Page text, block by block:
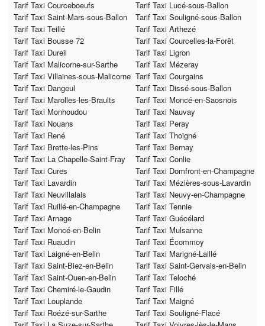
Tarif Taxi Courceboeufs
Tarif Taxi Lucé-sous-Ballon
Tarif Taxi Saint-Mars-sous-Ballon
Tarif Taxi Souligné-sous-Ballon
Tarif Taxi Teillé
Tarif Taxi Arthezé
Tarif Taxi Bousse 72
Tarif Taxi Courcelles-la-Forêt
Tarif Taxi Dureil
Tarif Taxi Ligron
Tarif Taxi Malicorne-sur-Sarthe
Tarif Taxi Mézeray
Tarif Taxi Villaines-sous-Malicorne Tarif Taxi Courgains
Tarif Taxi Dangeul
Tarif Taxi Dissé-sous-Ballon
Tarif Taxi Marolles-les-Braults
Tarif Taxi Moncé-en-Saosnois
Tarif Taxi Monhoudou
Tarif Taxi Nauvay
Tarif Taxi Nouans
Tarif Taxi Peray
Tarif Taxi René
Tarif Taxi Thoigné
Tarif Taxi Brette-les-Pins
Tarif Taxi Bernay
Tarif Taxi La Chapelle-Saint-Fray
Tarif Taxi Conlie
Tarif Taxi Cures
Tarif Taxi Domfront-en-Champagne
Tarif Taxi Lavardin
Tarif Taxi Mézières-sous-Lavardin
Tarif Taxi Neuvillalais
Tarif Taxi Neuvy-en-Champagne
Tarif Taxi Ruillé-en-Champagne
Tarif Taxi Tennie
Tarif Taxi Arnage
Tarif Taxi Guécélard
Tarif Taxi Moncé-en-Belin
Tarif Taxi Mulsanne
Tarif Taxi Ruaudin
Tarif Taxi Écommoy
Tarif Taxi Laigné-en-Belin
Tarif Taxi Marigné-Laillé
Tarif Taxi Saint-Biez-en-Belin
Tarif Taxi Saint-Gervais-en-Belin
Tarif Taxi Saint-Ouen-en-Belin
Tarif Taxi Teloché
Tarif Taxi Chemiré-le-Gaudin
Tarif Taxi Fillé
Tarif Taxi Louplande
Tarif Taxi Maigné
Tarif Taxi Roézé-sur-Sarthe
Tarif Taxi Souligné-Flacé